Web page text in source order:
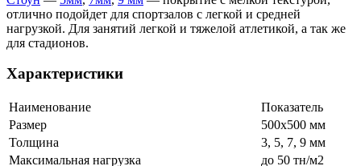
отлично подойдет для спортзалов с легкой и средней
нагрузкой. Для занятий легкой и тяжелой атлетикой, а так же
для стадионов.
Характеристики
Наименование
Показатель
Размер
500х500 мм
Толщина
3, 5, 7, 9 мм
Максимальная нагрузка
до 50 тн/м2